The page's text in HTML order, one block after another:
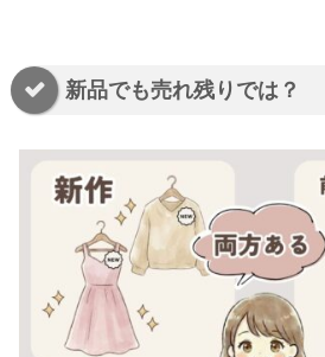
新品でも売れ残りでは？